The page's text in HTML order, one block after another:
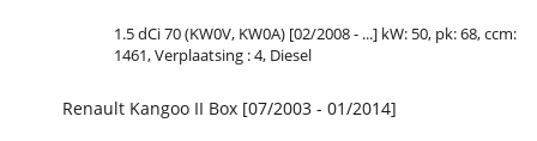
1.5 dCi 70 (KW0V, KW0A) [02/2008 - ...] kW: 50, pk: 68, ccm:
1461, Verplaatsing : 4, Diesel
Renault Kangoo II Box [07/2003 - 01/2014]